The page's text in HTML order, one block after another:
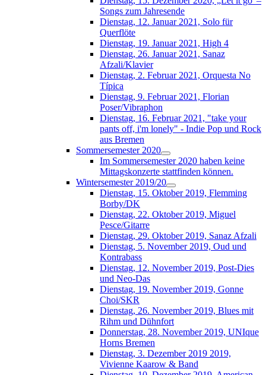
Songs zum Jahresende
Dienstag, 12. Januar 2021, Solo für
Querflöte
Dienstag, 19. Januar 2021, High 4
Dienstag, 26. Januar 2021, Sanaz
Afzali/Klavier
Dienstag, 2. Februar 2021, Orquesta No
Típica
Dienstag, 9. Februar 2021, Florian
Poser/Vibraphon
Dienstag, 16. Februar 2021, "take your
pants off, i'm lonely" - Indie Pop und Rock
aus Bremen
Sommersemester 2020
Im Sommersemester 2020 haben keine
Mittagskonzerte stattfinden können.
Wintersemester 2019/20
Dienstag, 15. Oktober 2019, Flemming
Borby/DK
Dienstag, 22. Oktober 2019, Miguel
Pesce/Gitarre
Dienstag, 29. Oktober 2019, Sanaz Afzali
Dienstag, 5. November 2019, Oud und
Kontrabass
Dienstag, 12. November 2019, Post-Dies
und Neo-Das
Dienstag, 19. November 2019, Gonne
Choi/SKR
Dienstag, 26. November 2019, Blues mit
Rihm und Dühnfort
Donnerstag, 28. November 2019, UNIque
Horns Bremen
Dienstag, 3. Dezember 2019 2019,
Vivienne Kaarow & Band